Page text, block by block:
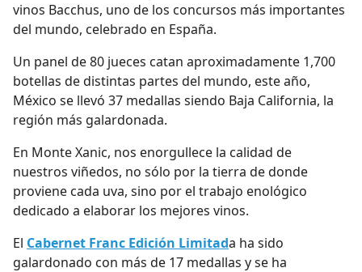
vinos Bacchus, uno de los concursos más importantes
del mundo, celebrado en España.
Un panel de 80 jueces catan aproximadamente 1,700
botellas de distintas partes del mundo, este año,
México se llevó 37 medallas siendo Baja California, la
región más galardonada.
En Monte Xanic, nos enorgullece la calidad de
nuestros viñedos, no sólo por la tierra de donde
proviene cada uva, sino por el trabajo enológico
dedicado a elaborar los mejores vinos.
El Cabernet Franc Edición Limitada ha sido
galardonado con más de 17 medallas y se ha